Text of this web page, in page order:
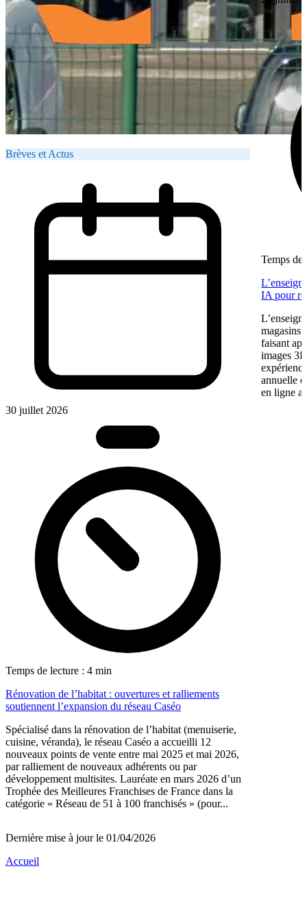
Brèves et Actus
30 juillet 2026
Temps de lecture : 4 min
Rénovation de l’habitat : ouvertures et ralliements
soutiennent l’expansion du réseau Caséo
Spécialisé dans la rénovation de l’habitat (menuiserie,
cuisine, véranda), le réseau Caséo a accueilli 12
nouveaux points de vente entre mai 2025 et mai 2026,
par ralliement de nouveaux adhérents ou par
développement multisites. Lauréate en mars 2026 d’un
Trophée des Meilleures Franchises de France dans la
catégorie « Réseau de 51 à 100 franchisés » (pour...
Temps de
IA pour
magasins
faisant
images
annuelle
en ligne
Dernière mise à jour le 01/04/2026
Accueil